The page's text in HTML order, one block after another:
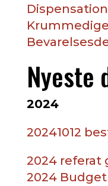
Nyeste
2024
20241012
2024 referat
2024 Budget